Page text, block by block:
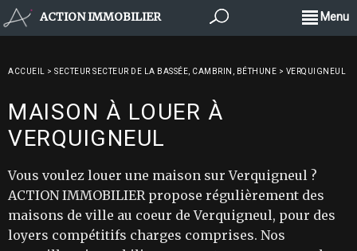
ACTION IMMOBILIER Menu
ACCUEIL > SECTEUR SECTEUR DE LA BASSÉE, CAMBRIN, BÉTHUNE > VERQUIGNEUL
MAISON À LOUER À
VERQUIGNEUL
Vous voulez louer une maison sur Verquigneul ?
ACTION IMMOBILIER propose régulièrement des
maisons de ville au coeur de Verquigneul, pour des
loyers compétitifs charges comprises. Nos